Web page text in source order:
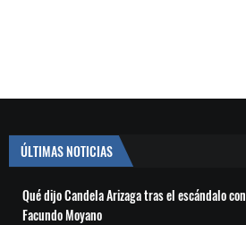
ÚLTIMAS NOTICIAS
Qué dijo Candela Arizaga tras el escándalo con
Facundo Moyano